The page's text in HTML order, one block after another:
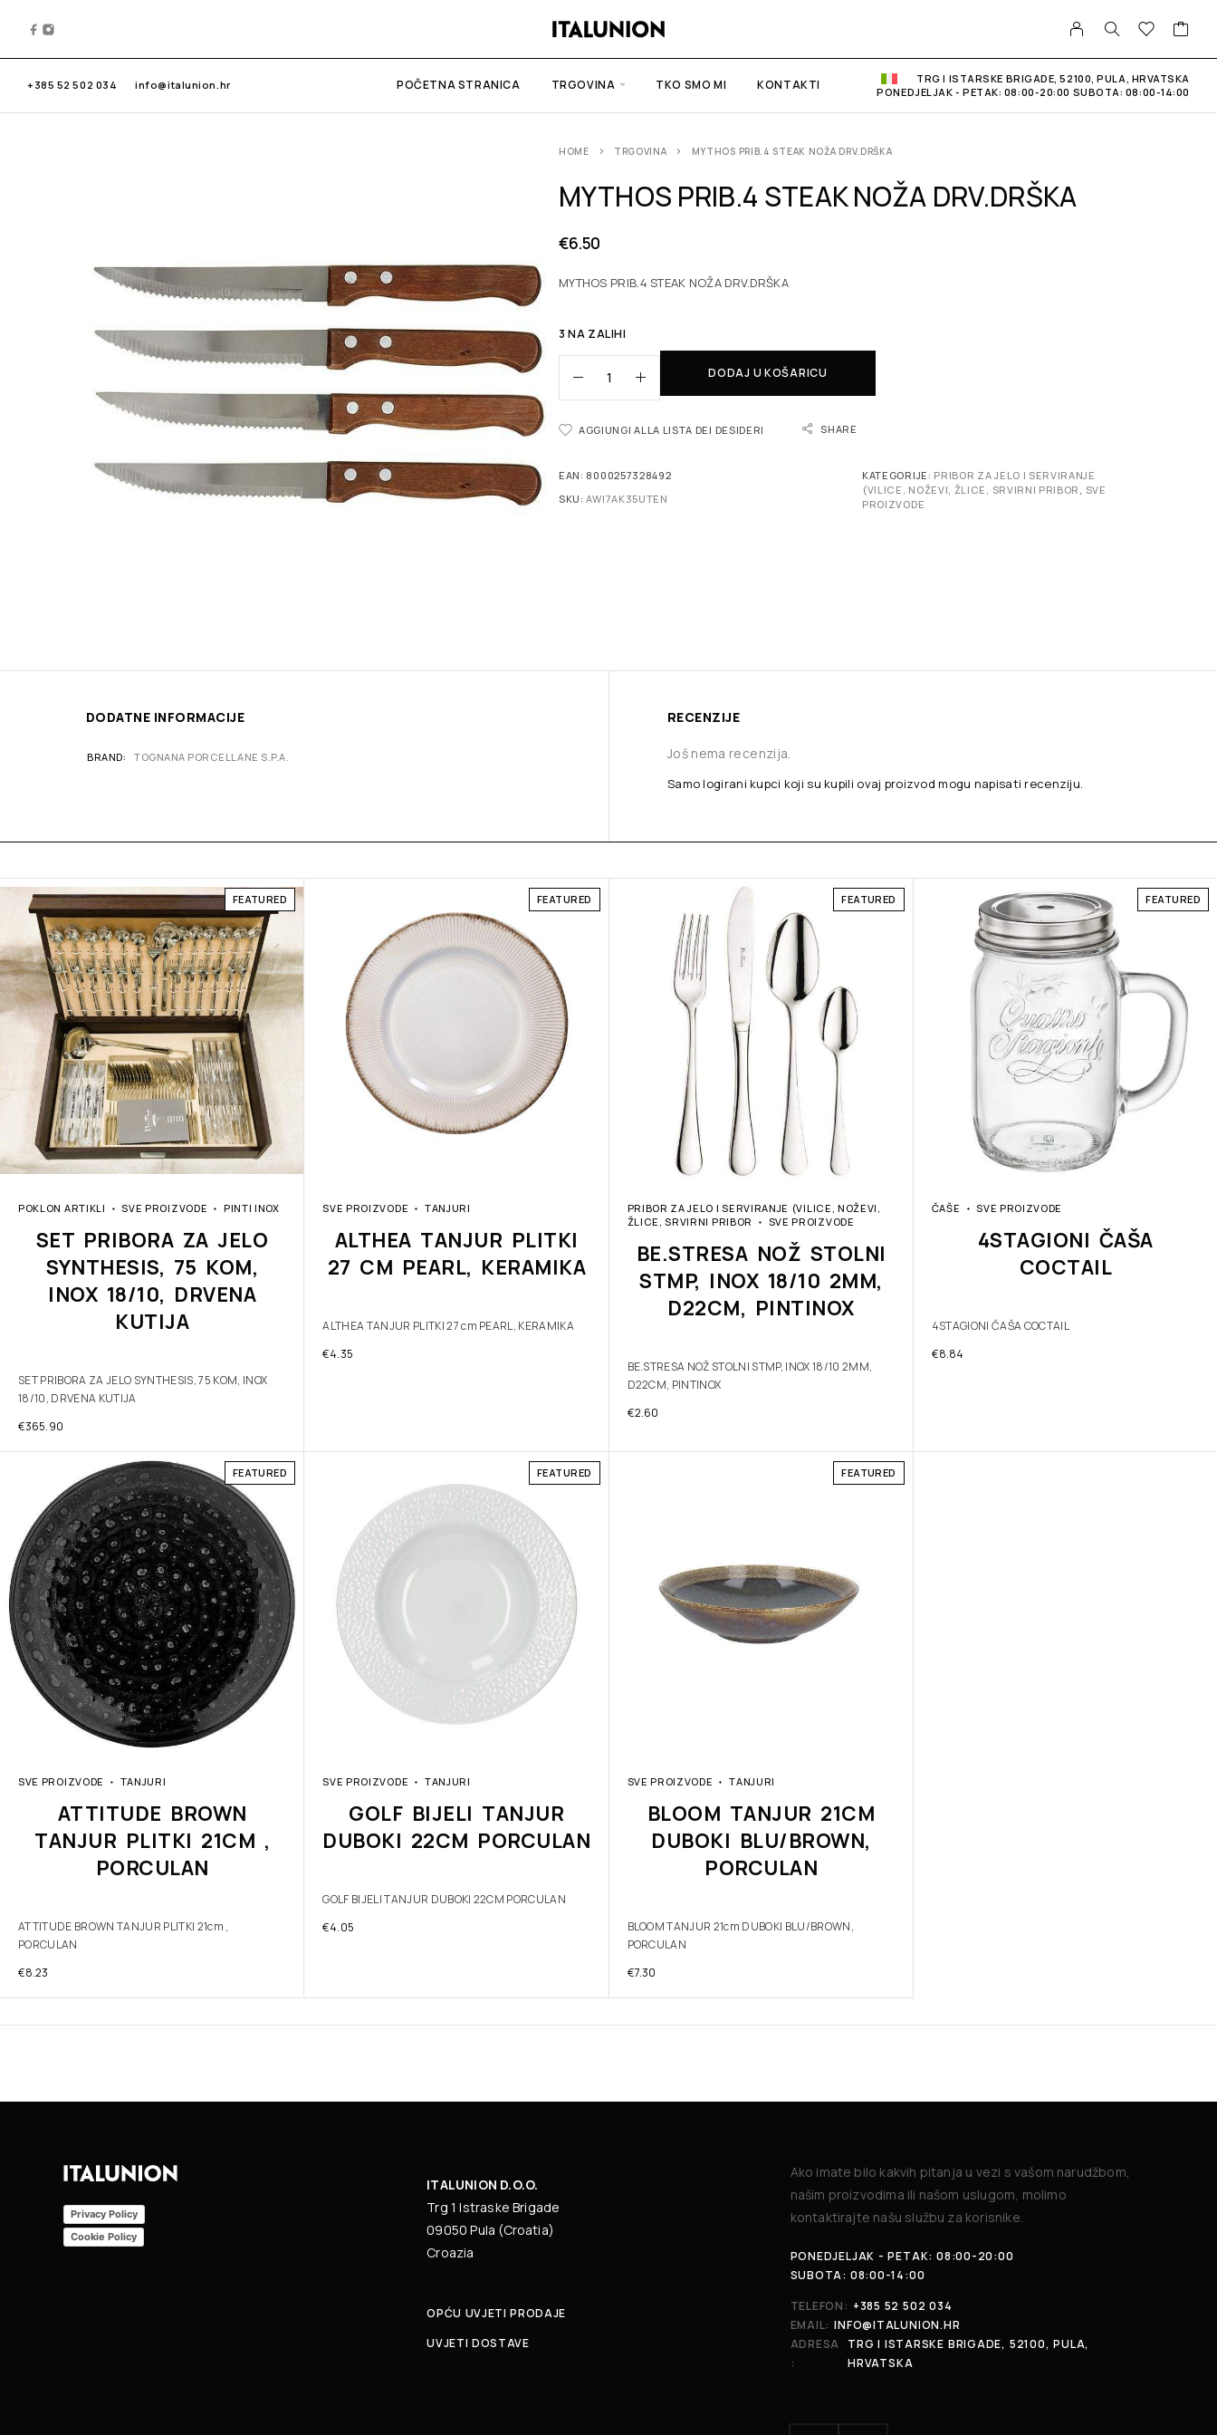
+385 52 502 034 info@italunion.hr POČETNA STRANICA TRGOVINA TKO SMO MI KONTAKTI
TRG I ISTARSKE BRIGADE, 52100, PULA, HRVATSKA
PONEDJELJAK - PETAK: 08:00-20:00 SUBOTA: 08:00-14:00
HOME TRGOVINA MYTHOS PRIB.4 STEAK NOŽA DRV.DRŠKA
MYTHOS PRIB.4 STEAK NOŽA DRV.DRŠKA
€6.50
MYTHOS PRIB.4 STEAK NOŽA DRV.DRŠKA
3 NA ZALIHI
DODAJ U KOŠARICU
AGGIUNGI ALLA LISTA DEI DESIDERI SHARE
EAN: 8000257328492
SKU:AWI7AK35UTEN
KATEGORIJE: PRIBOR ZA JELO I SERVIRANJE
(VILICE, NOŽEVI, ŽLICE, SRVIRNI PRIBOR
SVE
PROIZVODE
DODATNE INFORMACIJE
BRAND TOGNANA PORCELLANE S.P.A.
RECENZIJE
Još nema recenzija.
Samo logirani kupci koji su kupili ovaj proizvod mogu napisati recenziju.
FEATURED
POKLON ARTIKLI SVE PROIZVODE PINTI INOX
SET PRIBORA ZA JELO
SYNTHESIS, 75 KOM,
INOX 18/10, DRVENA
KUTIJA
SET PRIBORA ZA JELO SYNTHESIS, 75 KOM, INOX
18/10, DRVENA KUTIJA
€365.90
FEATURED
SVE PROIZVODE TANJURI
ALTHEA TANJUR PLITKI
27 CM PEARL, KERAMIKA
ALTHEA TANJUR PLITKI 27 cm PEARL, KERAMIKA
€4.35
FEATURED
PRIBOR ZA JELO I SERVIRANJE (VILICE, NOŽEVI,
ŽLICE, SRVIRNI PRIBOR
SVE PROIZVODE
BE.STRESA NOŽ STOLNI
STMP, INOX 18/10 2MM,
D22CM, PINTINOX
BE.STRESA NOŽ STOLNI STMP, INOX 18/10 2MM,
D22CM, PINTINOX
€2.60
FEATURED
ČAŠE SVE PROIZVODE
4STAGIONI ČAŠA
COCTAIL
4STAGIONI ČAŠA COCTAIL
€8.84
FEATURED
SVE PROIZVODE TANJURI
ATTITUDE BROWN
TANJUR PLITKI 21CM ,
PORCULAN
ATTITUDE BROWN TANJUR PLITKI 21cm ,
PORCULAN
€8.23
FEATURED
SVE PROIZVODE TANJURI
GOLF BIJELI TANJUR
DUBOKI 22CM PORCULAN
GOLF BIJELI TANJUR DUBOKI 22CM PORCULAN
€4.05
FEATURED
SVE PROIZVODE TANJURI
BLOOM TANJUR 21CM
DUBOKI BLU/BROWN,
PORCULAN
BLOOM TANJUR 21cm DUBOKI BLU/BROWN,
PORCULAN
€7.30
Privacy Policy
Cookie Policy
ITALUNION D.O.O.
Trg 1 Istraske Brigade
09050 Pula (Croatia)
Croazia
OPĆU UVJETI PRODAJE
UVJETI DOSTAVE
Ako imate bilo kakvih pitanja u vezi s vašom narudžbom,
našim proizvodima ili našom uslugom, molimo
kontaktirajte našu službu za korisnike.
PONEDJELJAK - PETAK: 08:00-20:00
SUBOTA: 08:00-14:00
TELEFON: +385 52 502 034
EMAIL: INFO@ITALUNION.HR
ADRESA
:
TRG I ISTARSKE BRIGADE, 52100, PULA,
HRVATSKA